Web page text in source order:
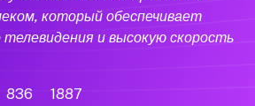
который обеспечивает
и высокую скорость
836 1887